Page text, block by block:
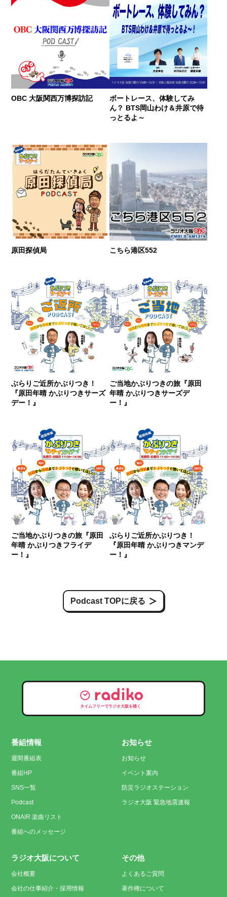
OBC 大阪関西万博探訪記
ボートレース、体験してみ
ん？ BTS岡山わけ＆井原で待
っとるよ～
原田探偵局 こちら港区552
ぶらりご近所かぶりつき！
『原田年晴 かぶりつきサーズ
デー！』
ご当地かぶりつきの旅『原田
年晴 かぶりつきサーズデ
ー！』
ご当地かぶりつきの旅『原田
年晴 かぶりつきフライデ
ー！』
ぶらりご近所かぶりつき！
『原田年晴 かぶりつきマンデ
ー！』
Podcast TOPに戻る
タイムフリーでラジオ大阪を聴く
番組情報
週間番組表
番組HP
SNS一覧
Podcast
ONAIR 楽曲リスト
番組へのメッセージ
お知らせ
お知らせ
イベント案内
防災ラジオステーション
ラジオ大阪 緊急地震速報
ラジオ大阪について
会社概要
会社の仕事紹介・採用情報
その他
よくあるご質問
著作権について